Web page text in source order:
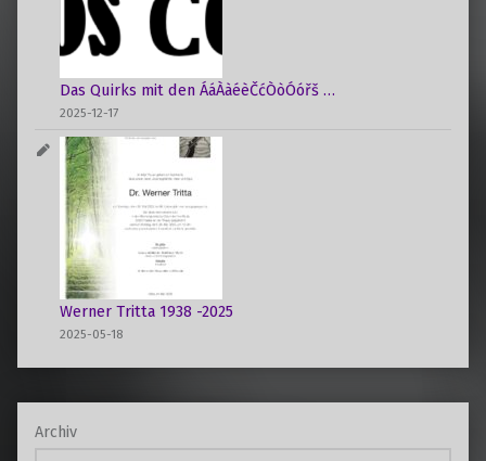
Das Quirks mit den ÁáÀàéèČćÒòÓóřš …
2025-12-17
Werner Tritta 1938 -2025
2025-05-18
Archiv